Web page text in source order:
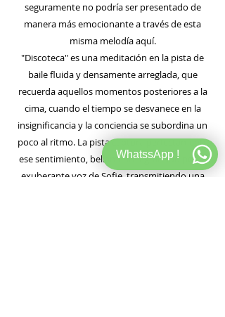
seguramente no podría ser presentado de
manera más emocionante a través de esta
misma melodía aquí.
"Discoteca" es una meditación en la pista de
baile fluida y densamente arreglada, que
recuerda aquellos momentos posteriores a la
cima, cuando el tiempo se desvanece en la
insignificancia y la conciencia se subordina un
poco al ritmo. La pista captura perfectamente
ese sentimiento, bellamente agraciado por la
exuberante voz de Sofie, transmitiendo una
WhatssApp !